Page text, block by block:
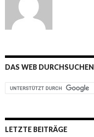
DAS WEB DURCHSUCHEN
LETZTE BEITRÄGE